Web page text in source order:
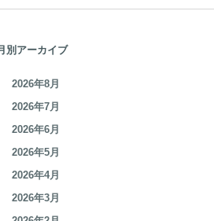
月別アーカイブ
2026年8月
2026年7月
2026年6月
2026年5月